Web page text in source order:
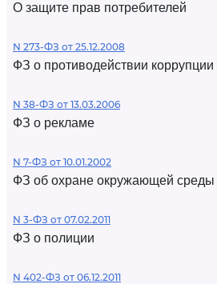
О защите прав потребителей
N 273-ФЗ от 25.12.2008
ФЗ о противодействии коррупции
N 38-ФЗ от 13.03.2006
ФЗ о рекламе
N 7-ФЗ от 10.01.2002
ФЗ об охране окружающей среды
N 3-ФЗ от 07.02.2011
ФЗ о полиции
N 402-ФЗ от 06.12.2011